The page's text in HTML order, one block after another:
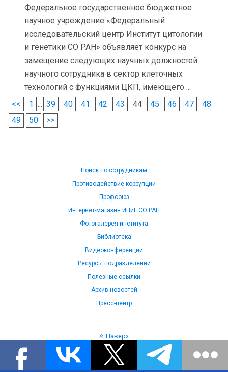
Федеральное государственное бюджетное
научное учреждение «Федеральный
исследовательский центр Институт цитологии
и генетики СО РАН» объявляет конкурс на
замещение следующих научных должностей:
научного сотрудника в сектор клеточных
технологий с функциями ЦКП, имеющего ...
<<
1 ... 39 40 41 42 43 44 45 46 47
48
49
50 >>
Поиск по сотрудникам
Противодействие коррупции
Профсоюз
Интернет-магазин ИЦиГ СО РАН
Фотогалерея института
Библиотека
Видеоконференции
Ресурсы подразделений
Полезные ссылки
Архив новостей
Пресс-центр
Наверх